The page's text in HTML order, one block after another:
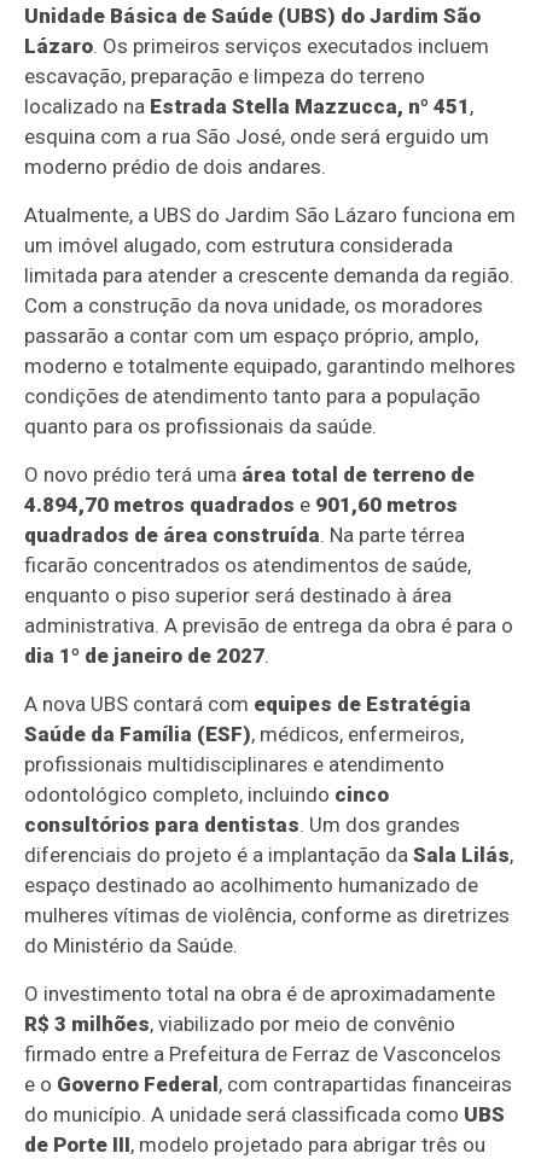
Unidade Básica de Saúde (UBS) do Jardim São
Lázaro. Os primeiros serviços executados incluem
escavação, preparação e limpeza do terreno
localizado na Estrada Stella Mazzucca, nº 451 ,
esquina com a rua São José, onde será erguido um
moderno prédio de dois andares.
Atualmente, a UBS do Jardim São Lázaro funciona em
um imóvel alugado, com estrutura considerada
limitada para atender a crescente demanda da região.
Com a construção da nova unidade, os moradores
passarão a contar com um espaço próprio, amplo,
moderno e totalmente equipado, garantindo melhores
condições de atendimento tanto para a população
quanto para os profissionais da saúde.
O novo prédio terá uma área total de terreno de
4.894,70 metros quadrados e 901,60 metros
quadrados de área construída. Na parte térrea
ficarão concentrados os atendimentos de saúde,
enquanto o piso superior será destinado à área
administrativa. A previsão de entrega da obra é para o
dia 1º de janeiro de 2027.
A nova UBS contará com equipes de Estratégia
Saúde da Família (ESF), médicos, enfermeiros,
profissionais multidisciplinares e atendimento
odontológico completo, incluindo cinco
consultórios para dentistas. Um dos grandes
diferenciais do projeto é a implantação daSala Lilás,
espaço destinado ao acolhimento humanizado de
mulheres vítimas de violência, conforme as diretrizes
do Ministério da Saúde.
O investimento total na obra é de aproximadamente
R$ 3 milhões, viabilizado por meio de convênio
firmado entre a Prefeitura de Ferraz de Vasconcelos
e o Governo Federal , com contrapartidas financeiras
do município. A unidade será classificada como UBS
de Porte III, modelo projetado para abrigar três ou